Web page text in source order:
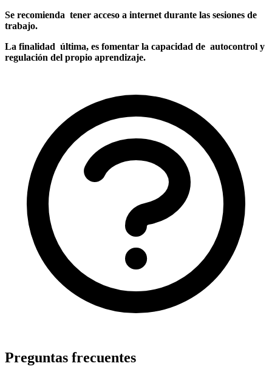
Se recomienda tener acceso a internet durante las sesiones de
trabajo.
La finalidad última, es fomentar la capacidad de autocontrol y
regulación del propio aprendizaje.
Preguntas frecuentes